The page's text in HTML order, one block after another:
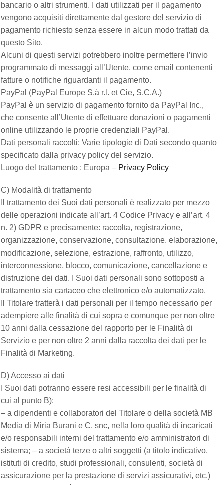
bancario o altri strumenti. I dati utilizzati per il pagamento
vengono acquisiti direttamente dal gestore del servizio di
pagamento richiesto senza essere in alcun modo trattati da
questo Sito.
Alcuni di questi servizi potrebbero inoltre permettere l’invio
programmato di messaggi all’Utente, come email contenenti
fatture o notifiche riguardanti il pagamento.
PayPal (PayPal Europe S.à r.l. et Cie, S.C.A.)
PayPal è un servizio di pagamento fornito da PayPal Inc.,
che consente all’Utente di effettuare donazioni o pagamenti
online utilizzando le proprie credenziali PayPal.
Dati personali raccolti: Varie tipologie di Dati secondo quanto
specificato dalla privacy policy del servizio.
Luogo del trattamento : Europa – Privacy Policy
C) Modalità di trattamento
Il trattamento dei Suoi dati personali è realizzato per mezzo
delle operazioni indicate all’art. 4 Codice Privacy e all’art. 4
n. 2) GDPR e precisamente: raccolta, registrazione,
organizzazione, conservazione, consultazione, elaborazione,
modificazione, selezione, estrazione, raffronto, utilizzo,
interconnessione, blocco, comunicazione, cancellazione e
distruzione dei dati. I Suoi dati personali sono sottoposti a
trattamento sia cartaceo che elettronico e/o automatizzato.
Il Titolare tratterà i dati personali per il tempo necessario per
adempiere alle finalità di cui sopra e comunque per non oltre
10 anni dalla cessazione del rapporto per le Finalità di
Servizio e per non oltre 2 anni dalla raccolta dei dati per le
Finalità di Marketing.
D) Accesso ai dati
I Suoi dati potranno essere resi accessibili per le finalità di
cui al punto B):
– a dipendenti e collaboratori del Titolare o della società MB
Media di Miria Burani e C. snc, nella loro qualità di incaricati
e/o responsabili interni del trattamento e/o amministratori di
sistema; – a società terze o altri soggetti (a titolo indicativo,
istituti di credito, studi professionali, consulenti, società di
assicurazione per la prestazione di servizi assicurativi, etc.)